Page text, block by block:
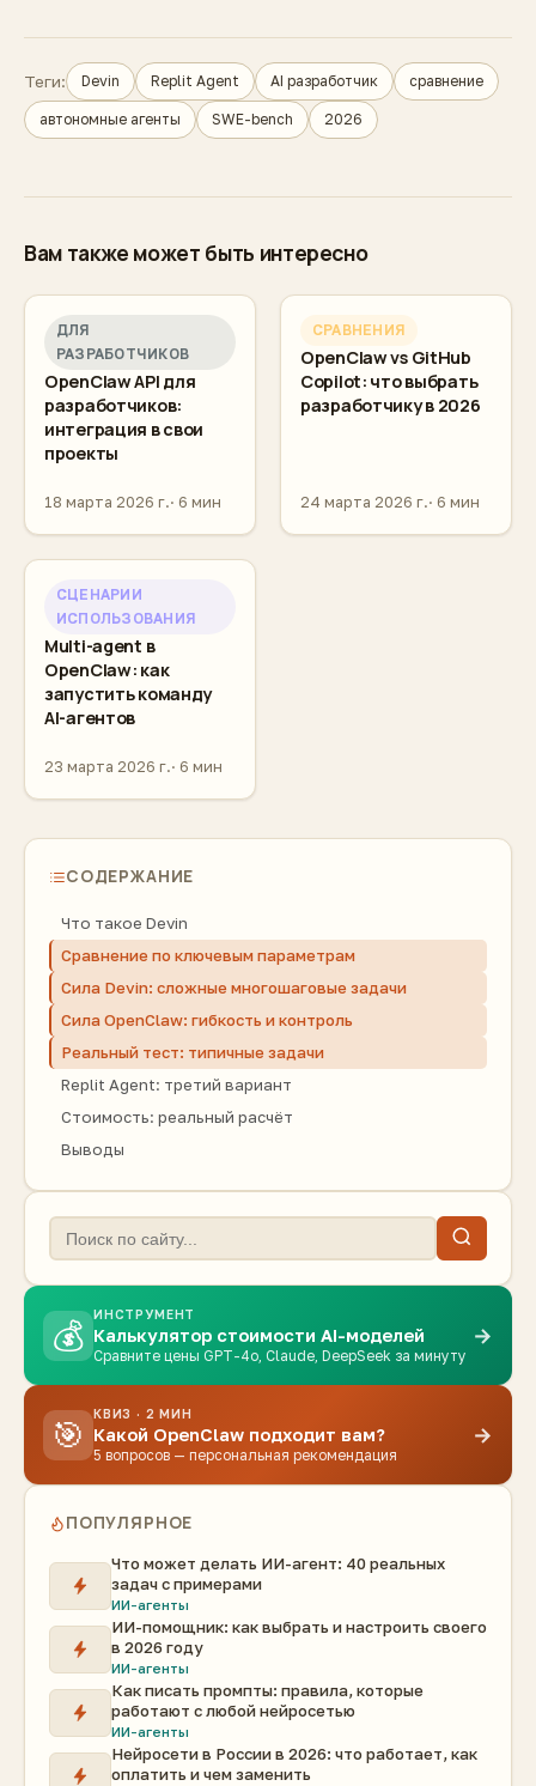
Теги: Devin Replit Agent AI разработчик сравнение
автономные агенты SWE-bench 2026
Вам также может быть интересно
ДЛЯ
РАЗРАБОТЧИКОВ
OpenClaw API для
разработчиков:
интеграция в свои
проекты
18 марта 2026 г. 6 мин
СРАВНЕНИЯ
OpenClaw vs GitHub
Copilot: что выбрать
разработчику в 2026
24 марта 2026 г. 6 мин
СЦЕНАРИИ
ИСПОЛЬЗОВАНИЯ
Multi-agent в
OpenClaw: как
запустить команду
AI-агентов
23 марта 2026 г. 6 мин
СОДЕРЖАНИЕ
Что такое Devin
Сравнение по ключевым параметрам
Сила Devin: сложные многошаговые задачи
Сила OpenClaw: гибкость и контроль
Реальный тест: типичные задачи
Replit Agent: третий вариант
Стоимость: реальный расчёт
Выводы
💰
ИНСТРУМЕНТ
Калькулятор стоимости AI-моделей
Сравните цены GPT-4o, Claude, DeepSeek за минуту
→
🎯
КВИЗ · 2 МИН
Какой OpenClaw подходит вам?
5 вопросов — персональная рекомендация
→
ПОПУЛЯРНОЕ
Что может делать ИИ-агент: 40 реальных
задач с примерами
ИИ-агенты
ИИ-помощник: как выбрать и настроить своего
в 2026 году
ИИ-агенты
Как писать промпты: правила, которые
работают с любой нейросетью
ИИ-агенты
Нейросети в России в 2026: что работает, как
оплатить и чем заменить